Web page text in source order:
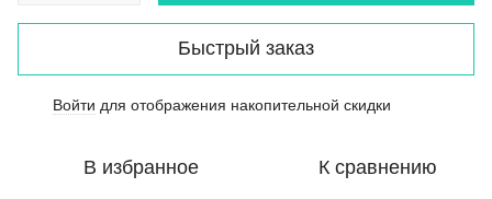
Быстрый заказ
Войти для отображения накопительной скидки
В избранное К сравнению